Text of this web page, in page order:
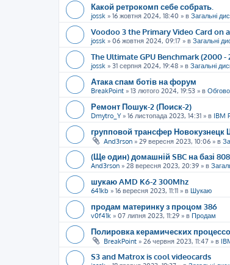
Какой ретрокомп себе собрать.
jossk » 16 жовтня 2024, 18:40 » в Загальні
Voodoo 3 the Primary Video Card on
jossk » 06 жовтня 2024, 09:17 » в Загальні
The Ultimate GPU Benchmark (2000 -
jossk » 31 серпня 2024, 19:48 » в Загальні
Атака спам ботів на форум
BreakPoint » 13 лютого 2024, 19:53 » в
Ремонт Пошук-2 (Поиск-2)
Dmytro_Y» 16 листопада 2023, 14:31 » в IBM
групповой трансфер
And3rson » 29 вересня 2023, 10:06 » в
(Ще один) домашній SBC на базі
And3rson » 28 вересня 2023, 20:39 » в
шукаю AMD K6-2 300Mhz
641kb » 16 вересня 2023, 11:11 » в Шукаю
продам материнку з процом 386
v0f41k » 07 липня 2023, 11:29 » в Продам
Полировка керамических
BreakPoint » 26 червня 2023, 11:47 » в
S3 and Matrox is cool videocards